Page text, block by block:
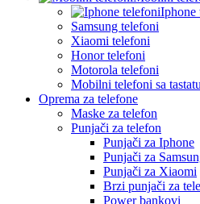
Iphone
Samsung telefoni
Xiaomi telefoni
Honor telefoni
Motorola telefoni
Mobilni telefoni sa
Oprema za telefone
Maske za telefon
Punjači za telefon
Punjači za Iphone
Punjači za
Punjači za Xiaomi
Brzi punjači za
Power bankovi